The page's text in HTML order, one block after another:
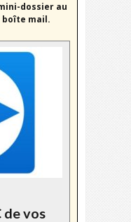
dossier au
boîte mail.
de vos